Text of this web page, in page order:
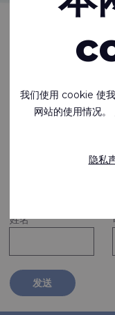
新闻
请继
册时
姓名*
发送
我们使用 cookie 使
网站的使用情况。
隐私